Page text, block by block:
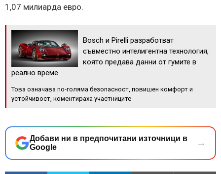
1,07 милиарда евро.
Bosch и Pirelli разработват
съвместно интелигентна технология,
която предава данни от гумите в
реално време
Това означава по-голяма безопасност, повишен комфорт и
устойчивост, коментираха участниците
Добави ни в предпочитани източници в
Google
→